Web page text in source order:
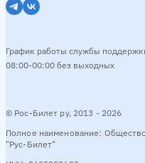
© Рос-Билет ру, 2013 - 2026
Полное наименование:
"Рус-Билет"
График работы службы
08:00-00:00 без выходных